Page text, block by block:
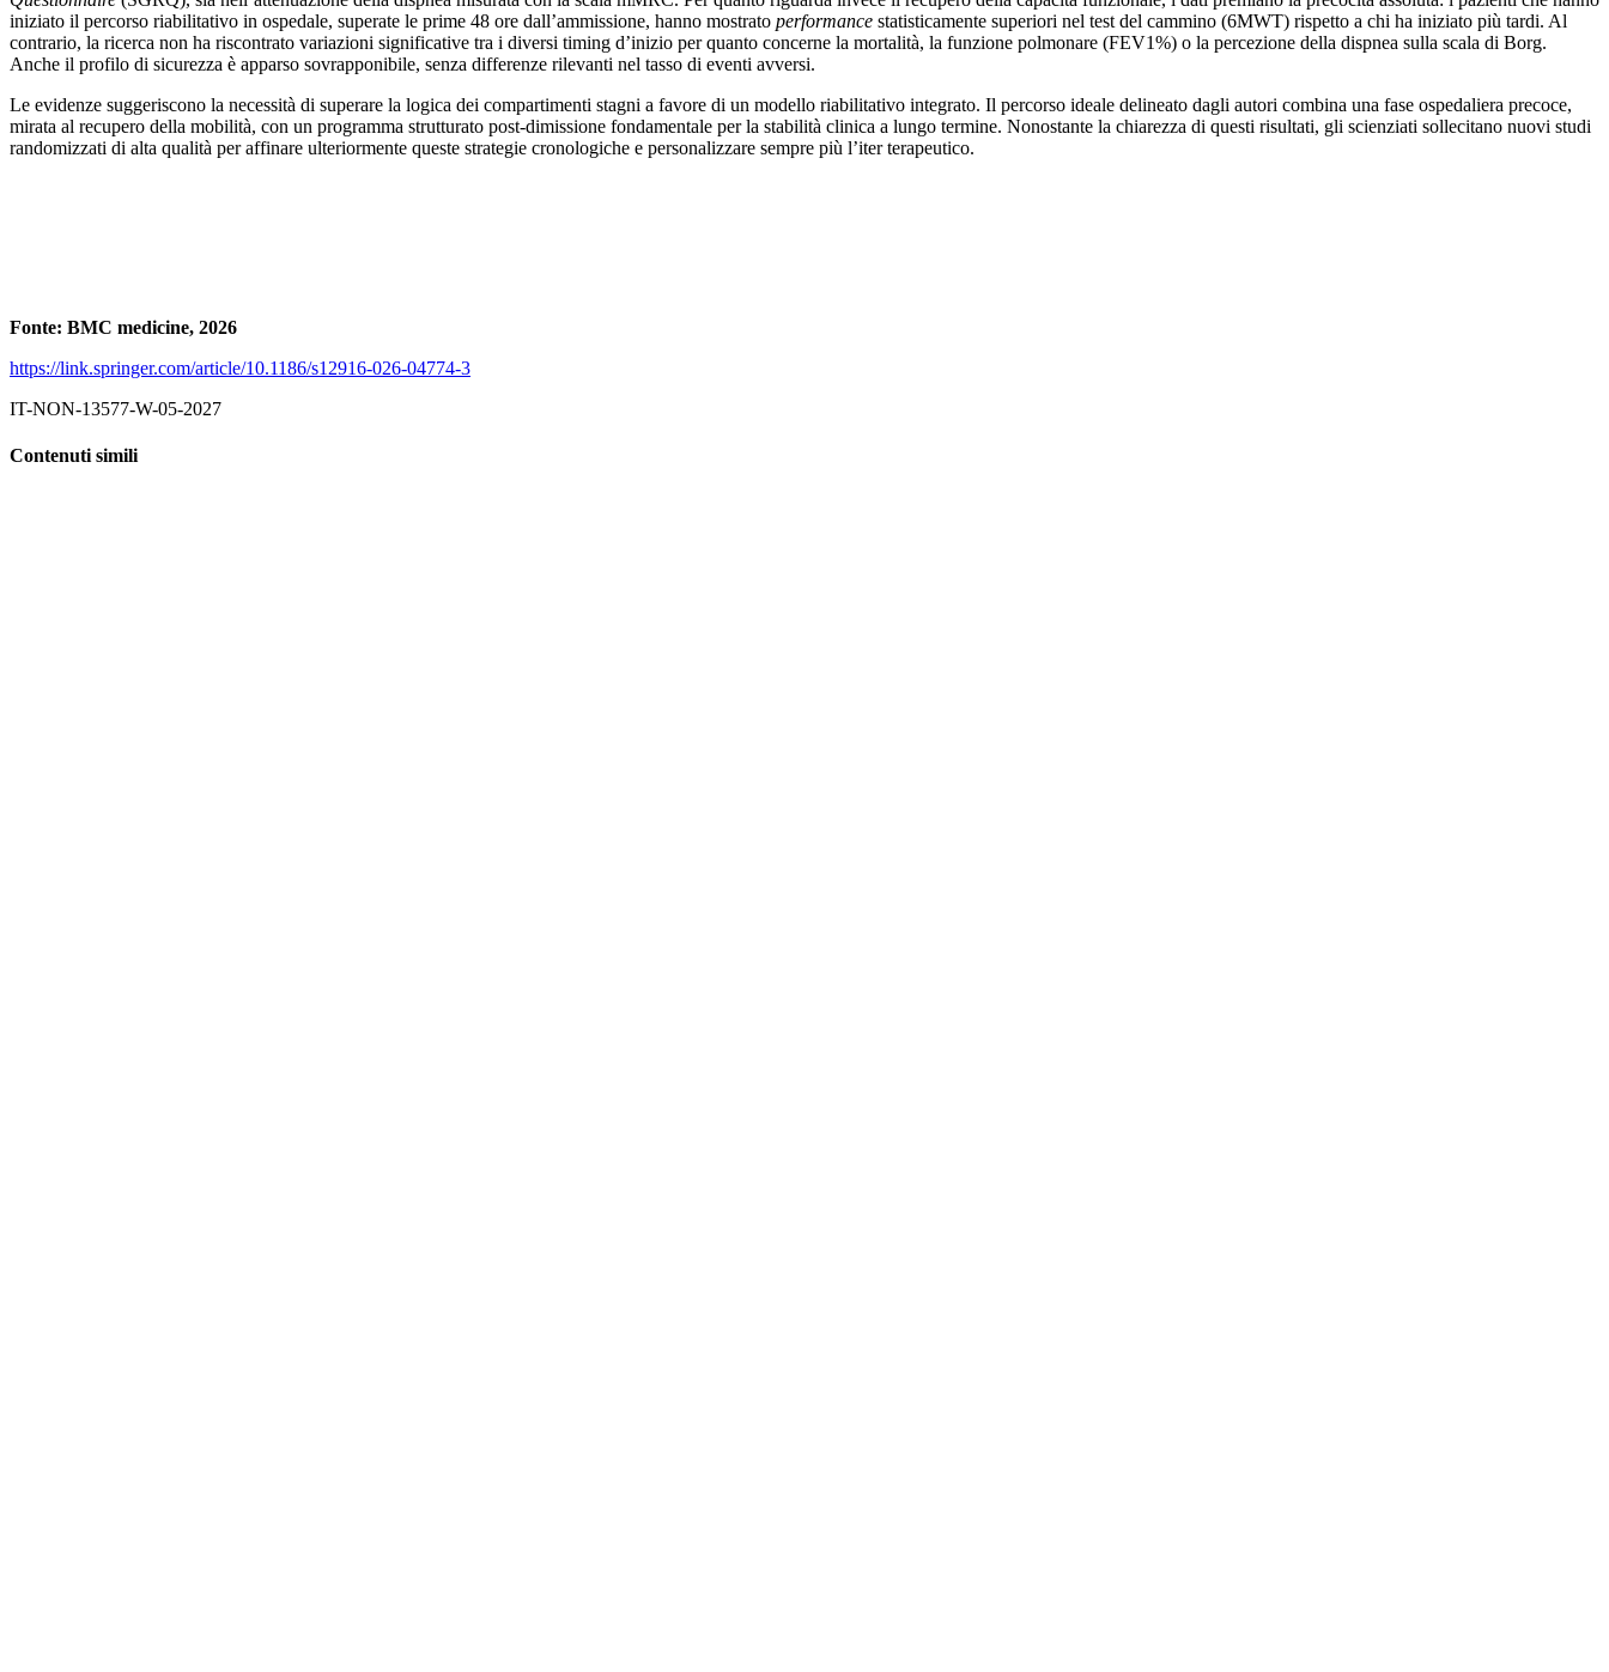
iniziato il percorso riabilitativo in ospedale, superate le prime 48 ore dall’ammissione, hanno mostrato performance statisticamente superiori nel test del cammino (6MWT) rispetto a chi ha iniziato più tardi. Al
contrario, la ricerca non ha riscontrato variazioni significative tra i diversi timing d’inizio per quanto concerne la mortalità, la funzione polmonare (FEV1%) o la percezione della dispnea sulla scala di Borg.
Anche il profilo di sicurezza è apparso sovrapponibile, senza differenze rilevanti nel tasso di eventi avversi.
Le evidenze suggeriscono la necessità di superare la logica dei compartimenti stagni a favore di un modello riabilitativo integrato. Il percorso ideale delineato dagli autori combina una fase ospedaliera precoce,
mirata al recupero della mobilità, con un programma strutturato post-dimissione fondamentale per la stabilità clinica a lungo termine. Nonostante la chiarezza di questi risultati, gli scienziati sollecitano nuovi studi
randomizzati di alta qualità per affinare ulteriormente queste strategie cronologiche e personalizzare sempre più l’iter terapeutico.
Fonte: BMC medicine, 2026
https://link.springer.com/article/10.1186/s12916-026-04774-3
IT-NON-13577-W-05-2027
Contenuti simili